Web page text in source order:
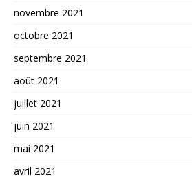
novembre 2021
octobre 2021
septembre 2021
août 2021
juillet 2021
juin 2021
mai 2021
avril 2021